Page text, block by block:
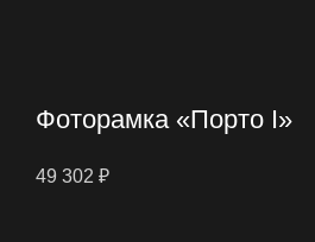
Фоторамка «Порто I»
49 302 ₽